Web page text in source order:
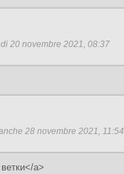
20 novembre 2021, 08:37
28 novembre 2021, 11:54
a>